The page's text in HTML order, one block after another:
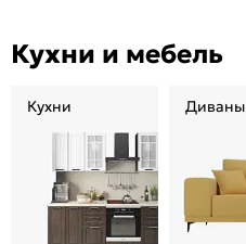
Кухни и мебель
Кухни Диваны